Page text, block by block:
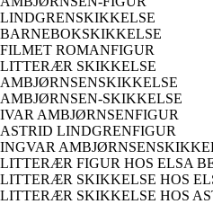
LINDGRENSKIKKELSE
BARNEBOKSKIKKELSE
FILMET ROMANFIGUR
LITTERÆR SKIKKELSE
AMBJØRNSENSKIKKELSE
AMBJØRNSEN-SKIKKELSE
IVAR AMBJØRNSENFIGUR
ASTRID LINDGRENFIGUR
INGVAR
LITTERÆR FIGUR HOS ELSA
LITTERÆR SKIKKELSE HOS
LITTERÆR SKIKKELSE HOS